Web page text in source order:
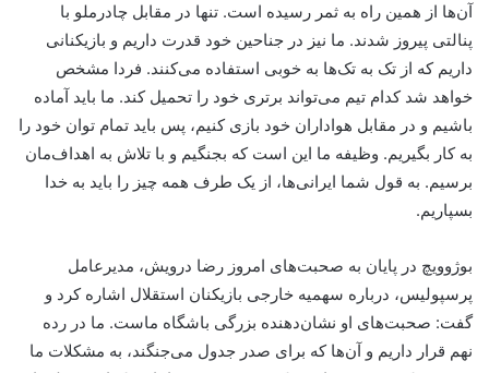
آن‌ها از همین راه به ثمر رسیده است. تنها در مقابل چادرملو با
پنالتی پیروز شدند. ما نیز در جناحین خود قدرت داریم و بازیکنانی
داریم که از تک به تک‌ها به خوبی استفاده می‌کنند. فردا مشخص
خواهد شد کدام تیم می‌تواند برتری خود را تحمیل کند. ما باید آماده
باشیم و در مقابل هواداران خود بازی کنیم، پس باید تمام توان خود را
به کار بگیریم. وظیفه ما این است که بجنگیم و با تلاش به اهداف‌مان
برسیم. به قول شما ایرانی‌ها، از یک طرف همه چیز را باید به خدا
بسپاریم.
بوژوویچ در پایان به صحبت‌های امروز رضا درویش، مدیرعامل
پرسپولیس، درباره سهمیه خارجی بازیکنان استقلال اشاره کرد و
گفت: صحبت‌های او نشان‌دهنده بزرگی باشگاه ماست. ما در رده
نهم قرار داریم و آن‌ها که برای صدر جدول می‌جنگند، به مشکلات ما